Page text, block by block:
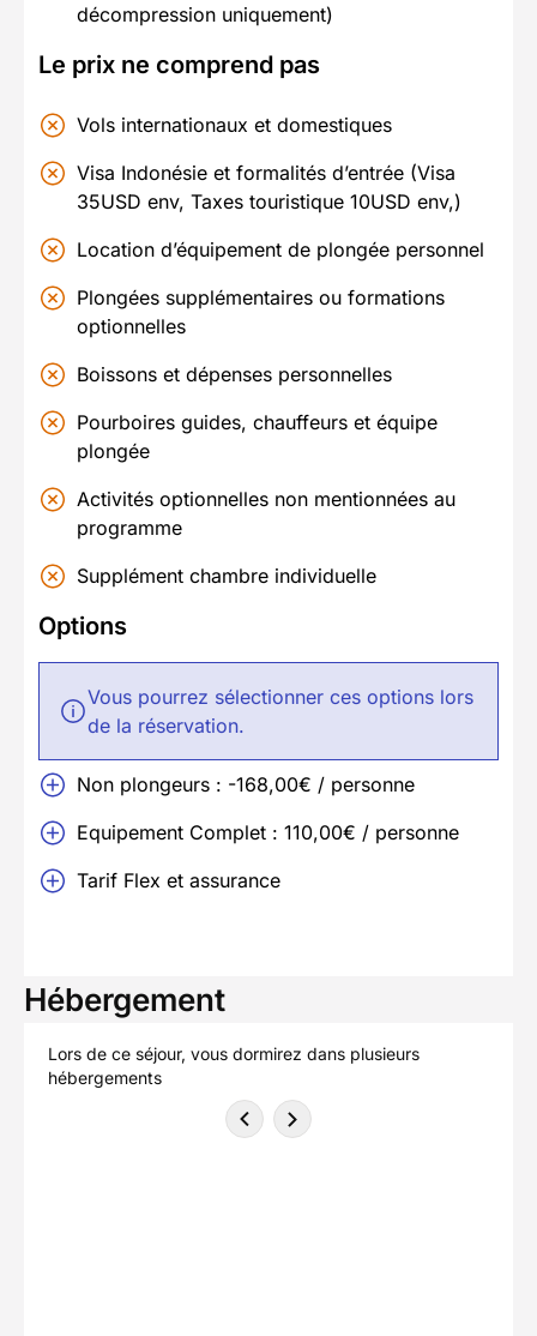
décompression uniquement)
Le prix ne comprend pas
Vols internationaux et domestiques
Visa Indonésie et formalités d’entrée (Visa
35USD env, Taxes touristique 10USD env,)
Location d’équipement de plongée personnel
Plongées supplémentaires ou formations
optionnelles
Boissons et dépenses personnelles
Pourboires guides, chauffeurs et équipe
plongée
Activités optionnelles non mentionnées au
programme
Supplément chambre individuelle
Options
Vous pourrez sélectionner ces options lors
de la réservation.
Non plongeurs : -168,00€ / personne
Equipement Complet : 110,00€ / personne
Tarif Flex et assurance
Hébergement
Lors de ce séjour, vous dormirez dans plusieurs
hébergements